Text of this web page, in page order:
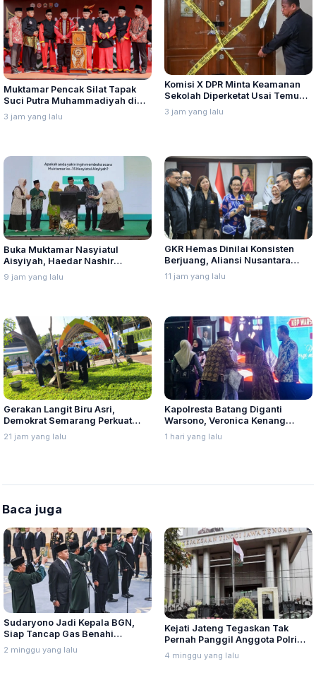
Muktamar Pencak Silat Tapak
Suci Putra Muhammadiyah di
Semarang Hadirkan Pesilat dari
Lima Negara
3 jam yang lalu
Komisi X DPR Minta Keamanan
Sekolah Diperketat Usai Temuan
Senjata dan Narkotika
3 jam yang lalu
Buka Muktamar Nasyiatul
Aisyiyah, Haedar Nashir
Ingatkan Berorganisasi Untuk
Perjuangkan Nilai, Bukan
9 jam yang lalu
GKR Hemas Dinilai Konsisten
Berjuang, Aliansi Nusantara
Berikan Penghargaan Sebagai
Perempuan Pejuang Otonomi
11 jam yang lalu
Gerakan Langit Biru Asri,
Demokrat Semarang Perkuat
Soliditas Menuju Pemilu 2029
21 jam yang lalu
Kapolresta Batang Diganti
Warsono, Veronica Kenang
Kedatangannya Disambut Banjir
1 hari yang lalu
Baca juga
Sudaryono Jadi Kepala BGN,
Siap Tancap Gas Benahi
Program MBG
2 minggu yang lalu
Kejati Jateng Tegaskan Tak
Pernah Panggil Anggota Polri
soal SPPG
4 minggu yang lalu